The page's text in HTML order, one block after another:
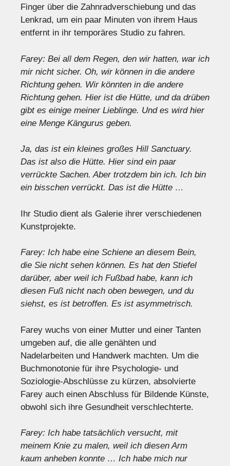
Finger über die Zahnradverschiebung und das
Lenkrad, um ein paar Minuten von ihrem Haus
entfernt in ihr temporäres Studio zu fahren.
Farey: Bei all dem Regen, den wir hatten, war ich
mir nicht sicher. Oh, wir können in die andere
Richtung gehen. Wir könnten in die andere
Richtung gehen. Hier ist die Hütte, und da drüben
gibt es einige meiner Lieblinge. Und es wird hier
eine Menge Kängurus geben.
Ja, das ist ein kleines großes Hill Sanctuary.
Das ist also die Hütte. Hier sind ein paar
verrückte Sachen. Aber trotzdem bin ich. Ich bin
ein bisschen verrückt. Das ist die Hütte …
Ihr Studio dient als Galerie ihrer verschiedenen
Kunstprojekte.
Farey: Ich habe eine Schiene an diesem Bein,
die Sie nicht sehen können. Es hat den Stiefel
darüber, aber weil ich Fußbad habe, kann ich
diesen Fuß nicht nach oben bewegen, und du
siehst, es ist betroffen. Es ist asymmetrisch.
Farey wuchs von einer Mutter und einer Tanten
umgeben auf, die alle genähten und
Nadelarbeiten und Handwerk machten. Um die
Buchmonotonie für ihre Psychologie- und
Soziologie-Abschlüsse zu kürzen, absolvierte
Farey auch einen Abschluss für Bildende Künste,
obwohl sich ihre Gesundheit verschlechterte.
Farey: Ich habe tatsächlich versucht, mit
meinem Knie zu malen, weil ich diesen Arm
kaum anheben konnte … Ich habe mich nur